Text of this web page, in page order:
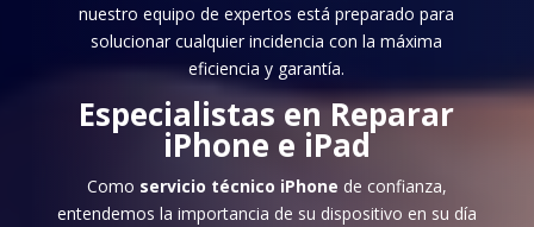
nuestro equipo de expertos está preparado para
solucionar cualquier incidencia con la máxima
eficiencia y garantía.
Especialistas enReparar
iPhone e iPad
Como servicio técnico iPhone de confianza,
entendemos la importancia de su dispositivo en su día